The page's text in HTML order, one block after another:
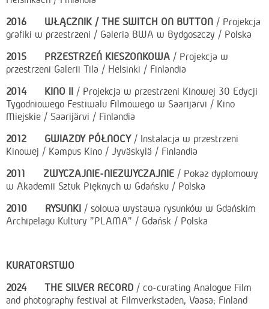
2016
WŁĄCZNIK / THE SWITCH ON BUTTON / Projekcja
grafiki w przestrzeni / Galeria BWA w Bydgoszczy / Polska
2015
PRZESTRZEŃ KIESZONKOWA / Projekcja w
przestrzeni Galerii Tila / Helsinki / Finlandia
2014
KINO II / Projekcja w przestrzeni Kinowej 30 Edycji
Tygodniowego Festiwalu Filmowego w Saarijärvi / Kino
Miejskie / Saarijärvi / Finlandia
2012
GWIAZDY PÓŁNOCY/ Instalacja w przestrzeni
Kinowej / Kampus Kino / Jyväskylä / Finlandia
2011
ZWYCZAJNIE-NIEZWYCZAJNIE / Pokaz dyplomowy
w Akademii Sztuk Pięknych w Gdańsku / Polska
2010
RYSUNKI / solowa wystawa rysunków w Gdańskim
Archipelagu Kultury "PLAMA" / Gdańsk / Polska
KURATORSTWO
2024 THE SILVER RECORD / co-curating Analogue Film
and photography festival at Filmverkstaden, Vaasa; Finland